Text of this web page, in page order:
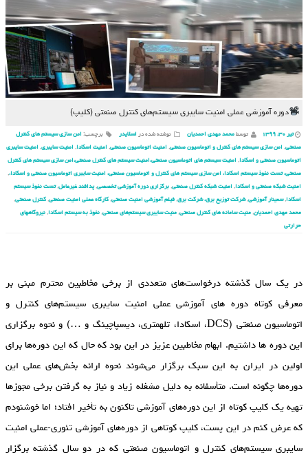
دوره‌ آموزشی عملی امنیت سایبری سیستم‌های کنترل صنعتی (کلیپ)
تیر ۳۰, ۱۳۹۹ توسط محمد مهدی احمدیان نوشته شده در اسلایدر برچسب: امن سازی سیستم های کنترل
صنعتی, امن سازی سیستم های کنترل و اتوماسیون صنعتی, امنیت اتوماسیون صنعتی, امنیت اسکادا, امنیت سایبری, امنیت سایبری
اتوماسیون صنعتی و اسکادا, امنیت سیستم های اتوماسیون صنعتی،امنیت سیستم های کنترل صنعتی،امن سازی سیستم های کنترل
صنعتی، تست نفوذ سیستم اسکادا، امن سازی سیستم های کنترل و اتوماسیون صنعتی، امنیت سایبری اتوماسیون صنعتی و اسکادا،,
امنیت شبکه صنعتی و اسکادا, امنیت شبکه کنترل صنعتی, برگزاری دوره آموزشی تخصصی,پدافند غیرعامل,تست نفوذ سیستم
اسکادا,سمینار آموزشی,شرکت توزیع برق، شرکت برق, فیلم آموزشی امنیت صنعتی, کارگاه عملی امنیت صنعتی, کنترل صنعتی,
محمد مهدی احمدیان, منیت سامانه های کنترل صنعتی, منیت سایبری سیستم‌های صنعتی, نفوذ به سیستم اسکادا, نیروگاه‏های
حرارتی
در یک سال گذشته درخواست‌های متعددی از برخی مخاطبین محترم مبنی بر
معرفی کوتاه دوره‏ های آموزشی عملی امنیت سایبری سیستم‌های کنترل و
اتوماسیون صنعتی (DCS، اسکادا، تله‏متری، دیسپاچینگ و …) و نحوه برگزاری
این دوره‏ ها داشتیم. ابهام مخاطبین عزیز در این بود که حال که این دوره‌ها برای
اولین در ایران به این سبک برگزار می‌شوند نحوه ارائه بخش‌های عملی این
دوره‌ها چگونه است. متأسفانه به دلیل مشغله زیاد و نیاز به گرفتن برخی مجوزها
تهیه یک کلیپ کوتاه از این دوره‌های آموزشی تاکنون به تأخیر افتاد؛ اما خوشنودم
که عرض کنم در این پست، کلیپ کوتاهی از دوره‌های آموزشی تئوری-عملی امنیت
سایبری سیستم‌های کنترل و اتوماسیون صنعتی که در دو سال گذشته برگزار